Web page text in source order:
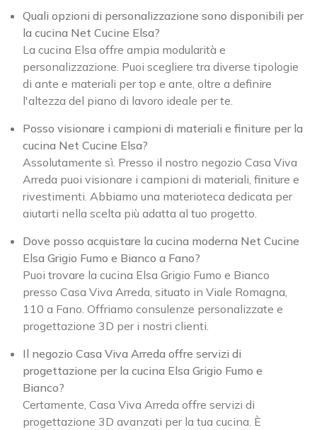
Quali opzioni di personalizzazione sono disponibili per
la cucina Net Cucine Elsa?
La cucina Elsa offre ampia modularità e
personalizzazione. Puoi scegliere tra diverse tipologie
di ante e materiali per top e ante, oltre a definire
l'altezza del piano di lavoro ideale per te.
Posso visionare i campioni di materiali e finiture per la
cucina Net Cucine Elsa?
Assolutamente sì. Presso il nostro negozio Casa Viva
Arreda puoi visionare i campioni di materiali, finiture e
rivestimenti. Abbiamo una materioteca dedicata per
aiutarti nella scelta più adatta al tuo progetto.
Dove posso acquistare la cucina moderna Net Cucine
Elsa Grigio Fumo e Bianco a Fano?
Puoi trovare la cucina Elsa Grigio Fumo e Bianco
presso Casa Viva Arreda, situato in Viale Romagna,
110 a Fano. Offriamo consulenze personalizzate e
progettazione 3D per i nostri clienti.
Il negozio Casa Viva Arreda offre servizi di
progettazione per la cucina Elsa Grigio Fumo e
Bianco?
Certamente, Casa Viva Arreda offre servizi di
progettazione 3D avanzati per la tua cucina. È